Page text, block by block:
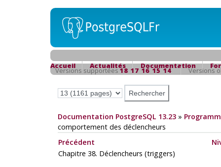
Accueil Actualités Documentation
Versions supportées18 17 16 15 14 Versions
Documentation PostgreSQL 13.23»
comportement des déclencheurs
Précédent
Chapitre 38. Déclencheurs (triggers)